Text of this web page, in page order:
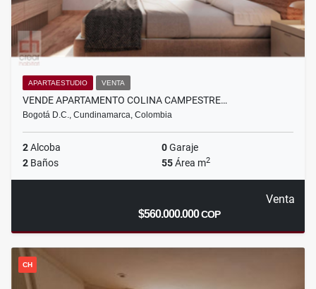
APARTAESTUDIO VENTA
VENDE APARTAMENTO COLINA CAMPESTRE…
Bogotá D.C., Cundinamarca, Colombia
2Alcoba 0Garaje
2 Baños 55Área m2
Venta
$560.000.000COP
CH